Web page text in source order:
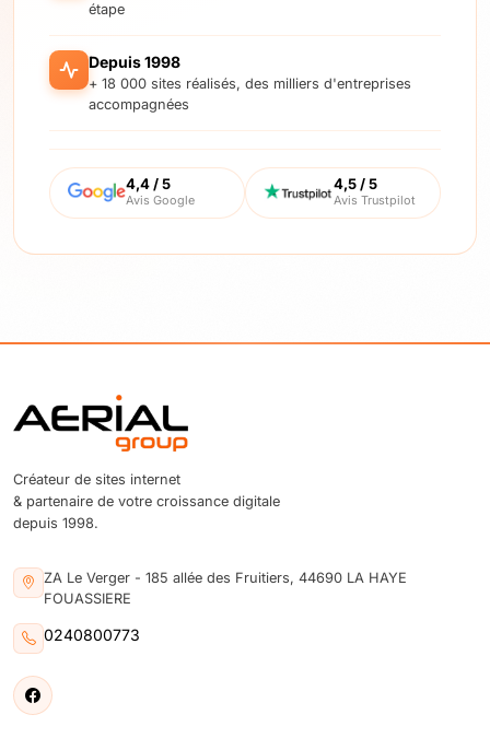
étape
Depuis 1998
+ 18 000 sites réalisés, des milliers d'entreprises
accompagnées
4,4 / 5
Avis Google
4,5 / 5
Avis Trustpilot
Créateur de sites internet
& partenaire de votre croissance digitale
depuis 1998.
ZA Le Verger - 185 allée des Fruitiers, 44690 LA HAYE
FOUASSIERE
0240800773